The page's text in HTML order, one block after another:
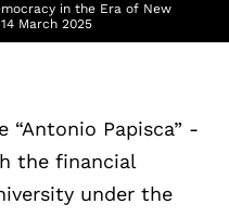
in the Era of New
March 2025
“Antonio Papisca” -
the financial
under the